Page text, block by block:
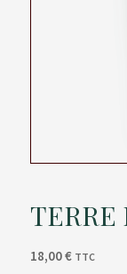
TERRE
18,00€ TTC